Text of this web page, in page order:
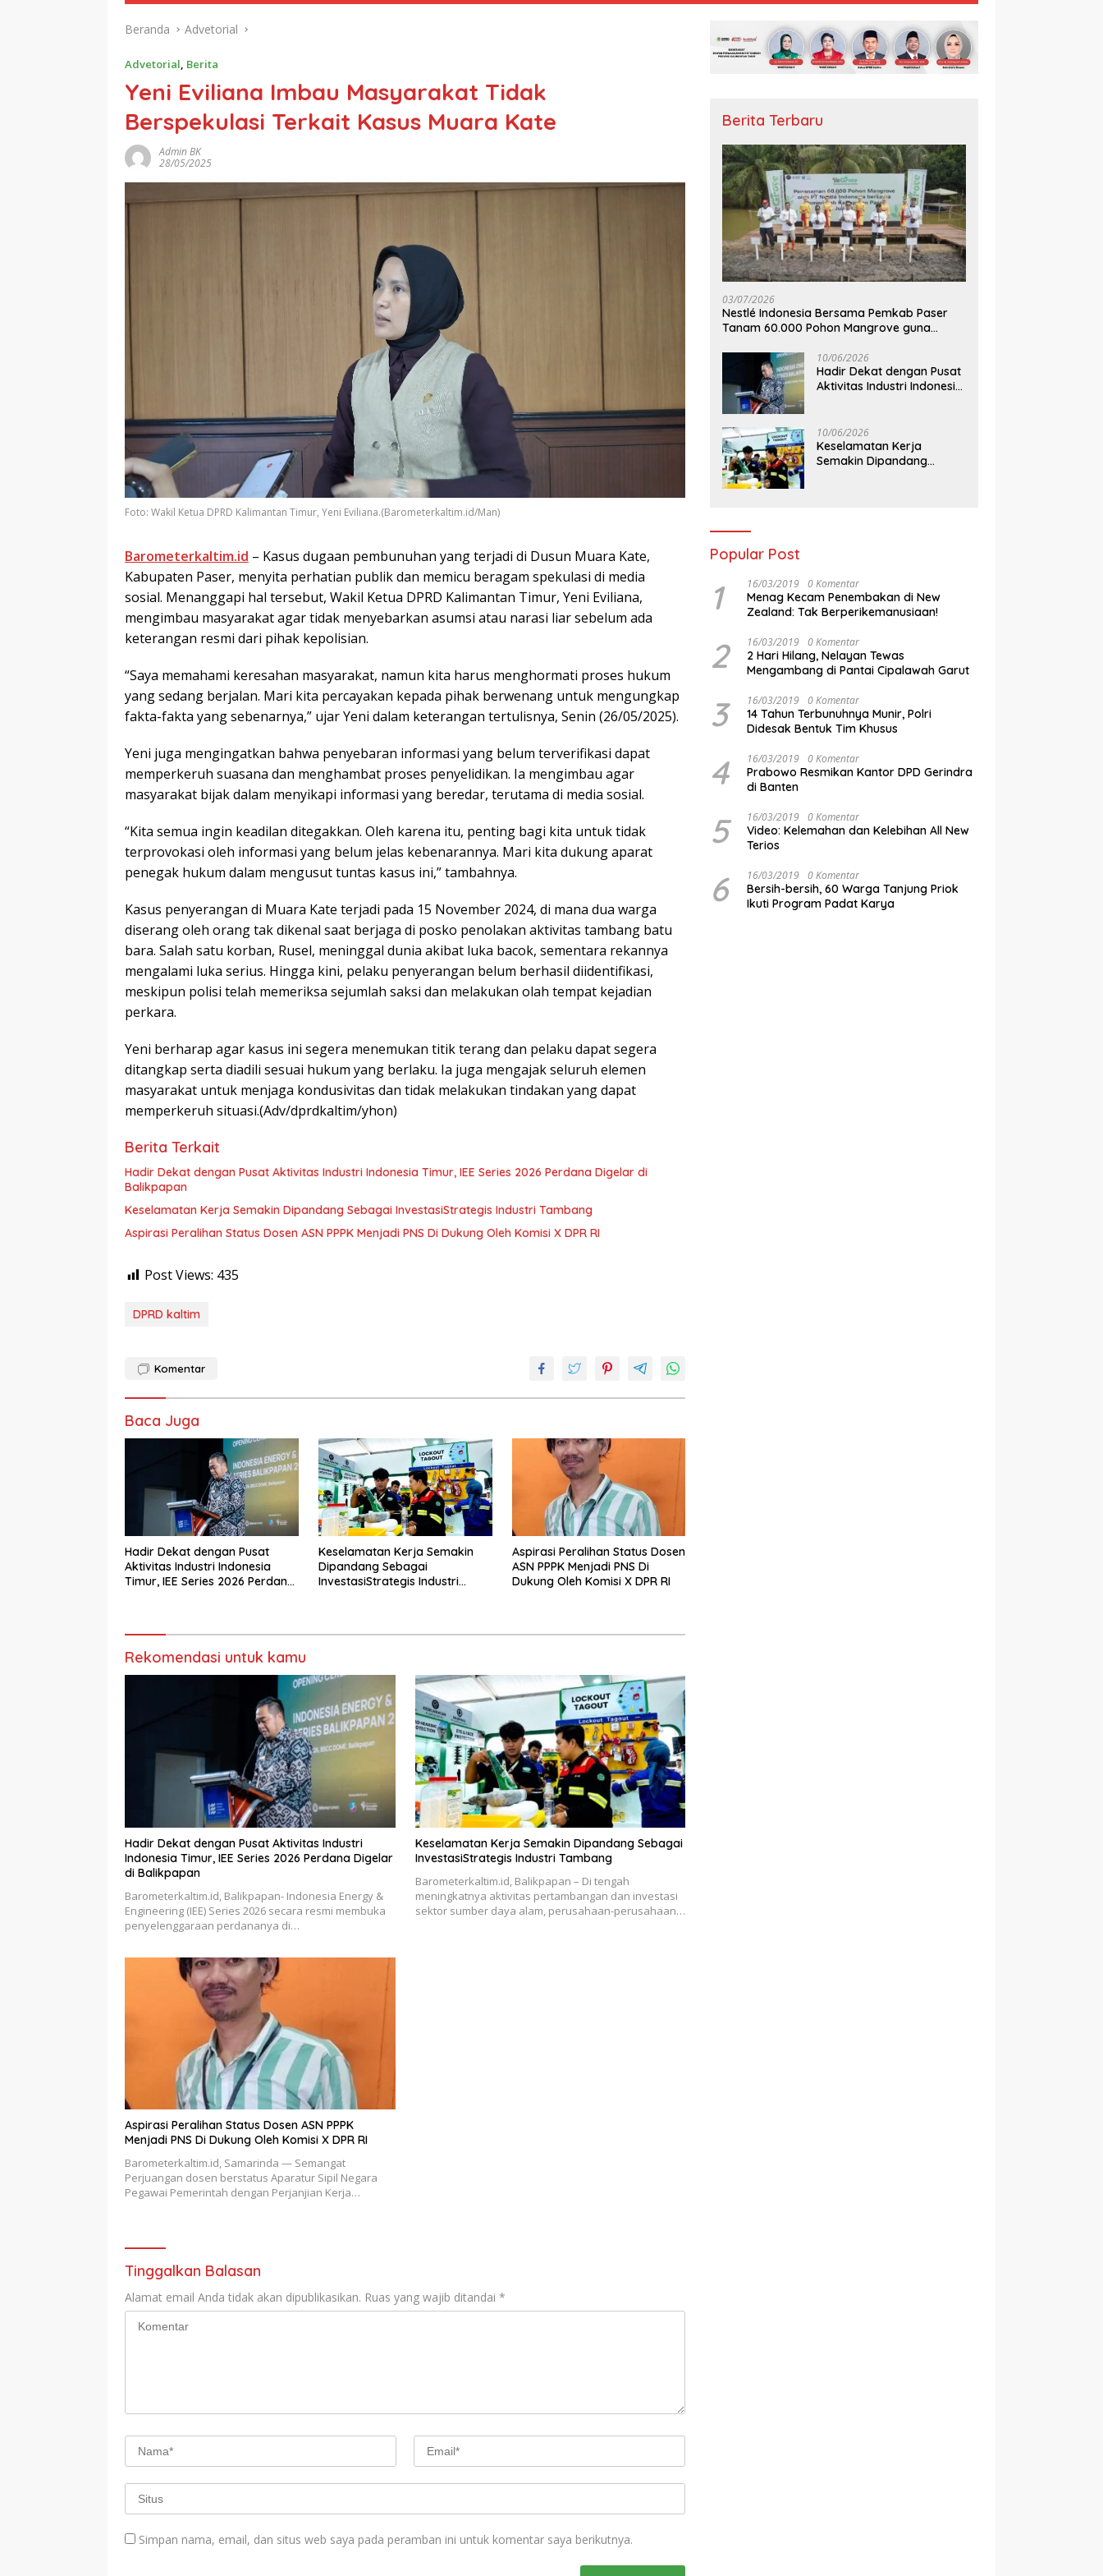
Beranda Advetorial
Advetorial, Berita
Yeni Eviliana Imbau Masyarakat Tidak
Berspekulasi Terkait Kasus Muara Kate
Admin BK
28/05/2025
Foto: Wakil Ketua DPRD Kalimantan Timur, Yeni Eviliana.(Barometerkaltim.id/Man)
Barometerkaltim.id – Kasus dugaan pembunuhan yang terjadi di Dusun Muara Kate,
Kabupaten Paser, menyita perhatian publik dan memicu beragam spekulasi di media
sosial. Menanggapi hal tersebut, Wakil Ketua DPRD Kalimantan Timur, Yeni Eviliana,
mengimbau masyarakat agar tidak menyebarkan asumsi atau narasi liar sebelum ada
keterangan resmi dari pihak kepolisian.
“Saya memahami keresahan masyarakat, namun kita harus menghormati proses hukum
yang sedang berjalan. Mari kita percayakan kepada pihak berwenang untuk mengungkap
fakta-fakta yang sebenarnya,” ujar Yeni dalam keterangan tertulisnya, Senin (26/05/2025).
Yeni juga mengingatkan bahwa penyebaran informasi yang belum terverifikasi dapat
memperkeruh suasana dan menghambat proses penyelidikan. Ia mengimbau agar
masyarakat bijak dalam menyikapi informasi yang beredar, terutama di media sosial.
“Kita semua ingin keadilan ditegakkan. Oleh karena itu, penting bagi kita untuk tidak
terprovokasi oleh informasi yang belum jelas kebenarannya. Mari kita dukung aparat
penegak hukum dalam mengusut tuntas kasus ini,” tambahnya.
Kasus penyerangan di Muara Kate terjadi pada 15 November 2024, di mana dua warga
diserang oleh orang tak dikenal saat berjaga di posko penolakan aktivitas tambang batu
bara. Salah satu korban, Rusel, meninggal dunia akibat luka bacok, sementara rekannya
mengalami luka serius. Hingga kini, pelaku penyerangan belum berhasil diidentifikasi,
meskipun polisi telah memeriksa sejumlah saksi dan melakukan olah tempat kejadian
perkara.
Yeni berharap agar kasus ini segera menemukan titik terang dan pelaku dapat segera
ditangkap serta diadili sesuai hukum yang berlaku. Ia juga mengajak seluruh elemen
masyarakat untuk menjaga kondusivitas dan tidak melakukan tindakan yang dapat
memperkeruh situasi.(Adv/dprdkaltim/yhon)
Berita Terkait
Hadir Dekat dengan Pusat Aktivitas Industri Indonesia Timur, IEE Series 2026 Perdana Digelar di
Balikpapan
Keselamatan Kerja Semakin Dipandang Sebagai InvestasiStrategis Industri Tambang
Aspirasi Peralihan Status Dosen ASN PPPK Menjadi PNS Di Dukung Oleh Komisi X DPR RI
Post Views: 435
DPRD kaltim
Komentar
Baca Juga
Hadir Dekat dengan Pusat
Aktivitas Industri Indonesia
Timur, IEE Series 2026 Perdana
Keselamatan Kerja Semakin
Dipandang Sebagai
InvestasiStrategis Industri
Aspirasi Peralihan Status Dosen
ASN PPPK Menjadi PNS Di
Dukung Oleh Komisi X DPR RI
Rekomendasi untuk kamu
Hadir Dekat dengan Pusat Aktivitas Industri
Indonesia Timur, IEE Series 2026 Perdana Digelar
di Balikpapan
Barometerkaltim.id, Balikpapan- Indonesia Energy &
Engineering (IEE) Series 2026 secara resmi membuka
penyelenggaraan perdananya di…
Keselamatan Kerja Semakin Dipandang Sebagai
InvestasiStrategis Industri Tambang
Barometerkaltim.id, Balikpapan – Di tengah
meningkatnya aktivitas pertambangan dan investasi
sektor sumber daya alam, perusahaan-perusahaan…
Aspirasi Peralihan Status Dosen ASN PPPK
Menjadi PNS Di Dukung Oleh Komisi X DPR RI
Barometerkaltim.id, Samarinda — Semangat
Perjuangan dosen berstatus Aparatur Sipil Negara
Pegawai Pemerintah dengan Perjanjian Kerja…
Tinggalkan Balasan
Alamat email Anda tidak akan dipublikasikan. Ruas yang wajib ditandai *
Simpan nama, email, dan situs web saya pada peramban ini untuk komentar saya berikutnya.
Berita Terbaru
03/07/2026
Nestlé Indonesia Bersama Pemkab Paser
Tanam 60.000 Pohon Mangrove guna
10/06/2026
Hadir Dekat dengan Pusat
Aktivitas Industri Indonesia
Balikpapan
10/06/2026
Keselamatan Kerja
Semakin Dipandang
Popular Post
1 16/03/2019 0 Komentar
Menag Kecam Penembakan di New
Zealand: Tak Berperikemanusiaan!
2 16/03/2019 0 Komentar
2 Hari Hilang, Nelayan Tewas
Mengambang di Pantai Cipalawah Garut
3 16/03/2019 0 Komentar
14 Tahun Terbunuhnya Munir, Polri
Didesak Bentuk Tim Khusus
4 16/03/2019 0 Komentar
Prabowo Resmikan Kantor DPD Gerindra
di Banten
5 16/03/2019 0 Komentar
Video: Kelemahan dan Kelebihan All New
Terios
6 16/03/2019 0 Komentar
Bersih-bersih, 60 Warga Tanjung Priok
Ikuti Program Padat Karya